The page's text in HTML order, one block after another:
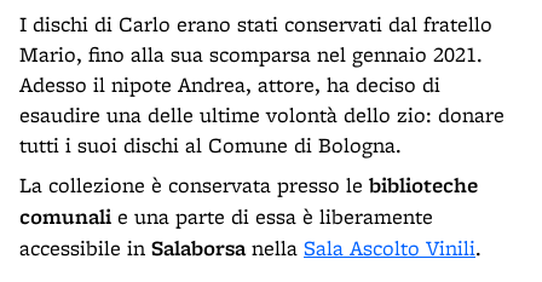
I dischi di Carlo erano stati conservati dal fratello
Mario, fino alla sua scomparsa nel gennaio 2021.
Adesso il nipote Andrea, attore, ha deciso di
esaudire una delle ultime volontà dello zio: donare
tutti i suoi dischi al Comune di Bologna.
La collezione è conservata presso le biblioteche
comunali e una parte di essa è liberamente
accessibile in Salaborsanella Sala Ascolto Vinili.